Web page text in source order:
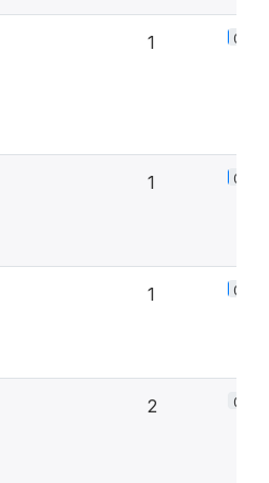
1 0.1%
1 0.1%
1 0.1%
2 0.3%